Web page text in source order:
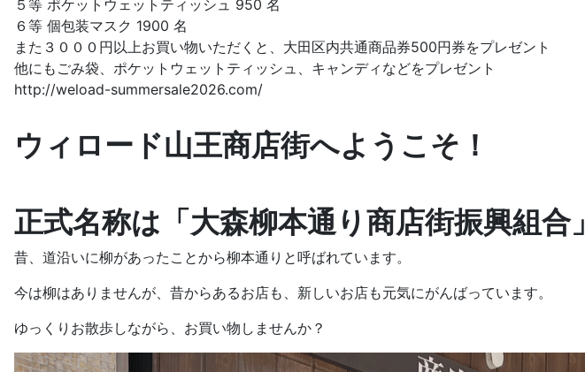
５等 ポケットウェットティッシュ 950 名
６等 個包装マスク 1900 名
また３０００円以上お買い物いただくと、大田区内共通商品券500円券をプレゼント
他にもごみ袋、ポケットウェットティッシュ、キャンディなどをプレゼント
http://weload-summersale2026.com/
ウィロード山王商店街へようこそ！
正式名称は「大森柳本通り商店街振興組合」
昔、道沿いに柳があったことから柳本通りと呼ばれています。
今は柳はありませんが、昔からあるお店も、新しいお店も元気にがんばっています。
ゆっくりお散歩しながら、お買い物しませんか？